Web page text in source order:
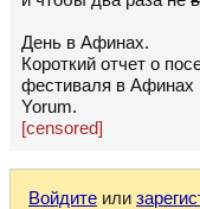
День в Афинах.
Короткий отчет о
фестиваля в Афинах
Yorum.
[censored]
Войдите или